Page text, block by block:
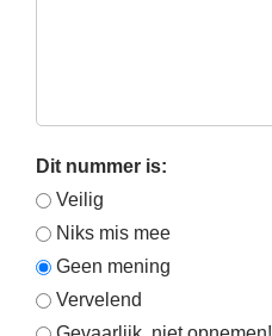
Dit nummer is:
Veilig
Niks mis mee
Geen mening
Vervelend